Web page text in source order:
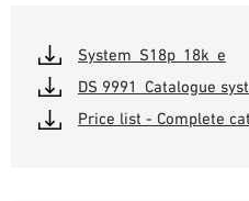
System_S18p_18k_e
DS 9991_Catalogue
Price list - Complete